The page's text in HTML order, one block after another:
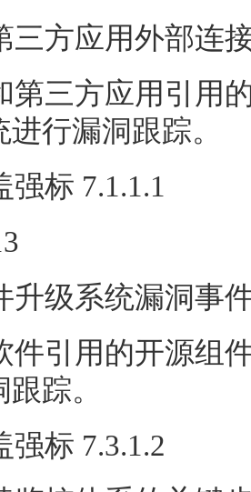
三方应用外部连
第三方应用引用
行漏洞跟踪。
标 7.1.1.1
升级系统漏洞事
件引用的开源组
踪。
标 7.3.1.2